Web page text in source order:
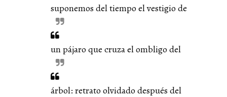
suponemos del tiempo el vestigio de
un pájaro que cruza el ombligo del
árbol: retrato olvidado después del